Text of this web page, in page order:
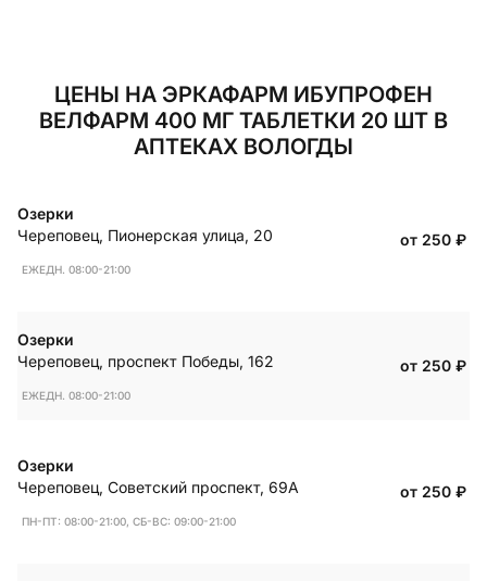
ЦЕНЫ НА ЭРКАФАРМ ИБУПРОФЕН
ВЕЛФАРМ 400 МГ ТАБЛЕТКИ 20 ШТ В
АПТЕКАХ ВОЛОГДЫ
Озерки
Череповец, Пионерская улица, 20
ЕЖЕДН. 08:00-21:00
от 250₽
Озерки
Череповец, проспект Победы, 162
ЕЖЕДН. 08:00-21:00
от 250₽
Озерки
Череповец, Советский проспект, 69А
ПН-ПТ: 08:00-21:00, СБ-ВС: 09:00-21:00
от 250₽